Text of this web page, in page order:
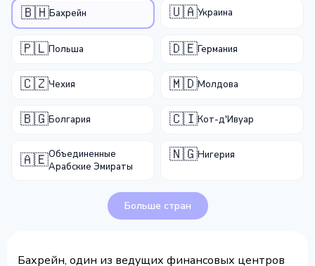
🇧🇭Бахрейн 🇺🇦Украина
🇵🇱Польша 🇩🇪Германия
🇨🇿Чехия 🇲🇩Молдова
🇧🇬Болгария 🇨🇮Кот-д'Ивуар
🇦🇪Объединенные
Арабские Эмираты
🇳🇬Нигерия
Больше стран
Бахрейн, один из ведущих финансовых центров